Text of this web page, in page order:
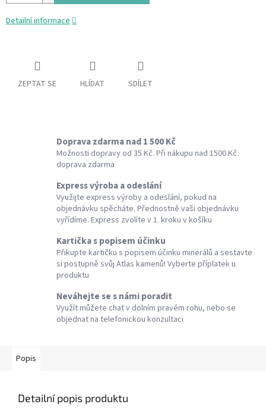
Detailní informace
ZEPTAT SE HLÍDAT SDÍLET
Doprava zdarma nad 1 500 Kč
Možnosti dopravy od 35 Kč. Při nákupu nad 1500 Kč
doprava zdarma
Express výroba a odeslání
Využijte express výroby a odeslání, pokud na
objednávku spěcháte. Přednostně vaši objednávku
vyřídíme. Express zvolíte v 1. kroku v košíku
Kartička s popisem účinku
Přikupte kartičku s popisem účinku minerálů a sestavte
si postupně svůj Atlas kamenů! Vyberte příplatek u
produktu
Neváhejte se s námi poradit
Využít můžete chat v dolním pravém rohu, nebo se
objednat na telefonickou konzultaci
Popis
Detailní popis produktu